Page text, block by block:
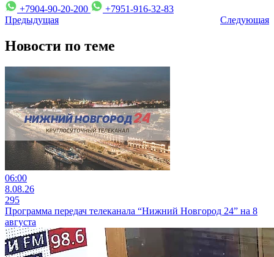
+7904-90-20-200
+7951-916-32-83
Предыдущая
Следующая
Новости по теме
06:00
8.08.26
295
Программа передач телеканала “Нижний Новгород 24” на 8
августа